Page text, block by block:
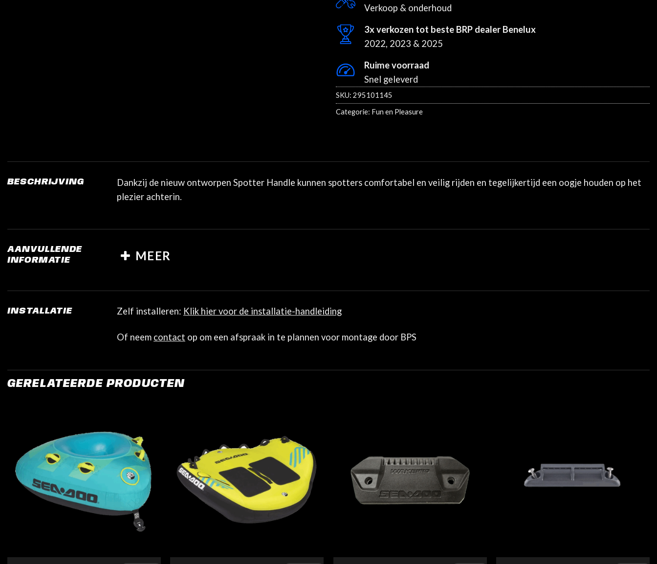
Verkoop & onderhoud
3x verkozen tot beste BRP dealer Benelux
2022, 2023 & 2025
Ruime voorraad
Snel geleverd
SKU: 295101145
Categorie: Fun en Pleasure
BESCHRIJVING
Dankzij de nieuw ontworpen Spotter Handle kunnen spotters comfortabel en veilig rijden en tegelijkertijd een oogje houden op het
plezier achterin.
AANVULLENDE
INFORMATIE
MEER
INSTALLATIE Zelf installeren: Klik hier voor de installatie-handleiding
Of neem contact op om een afspraak in te plannen voor montage door BPS
GERELATEERDE PRODUCTEN